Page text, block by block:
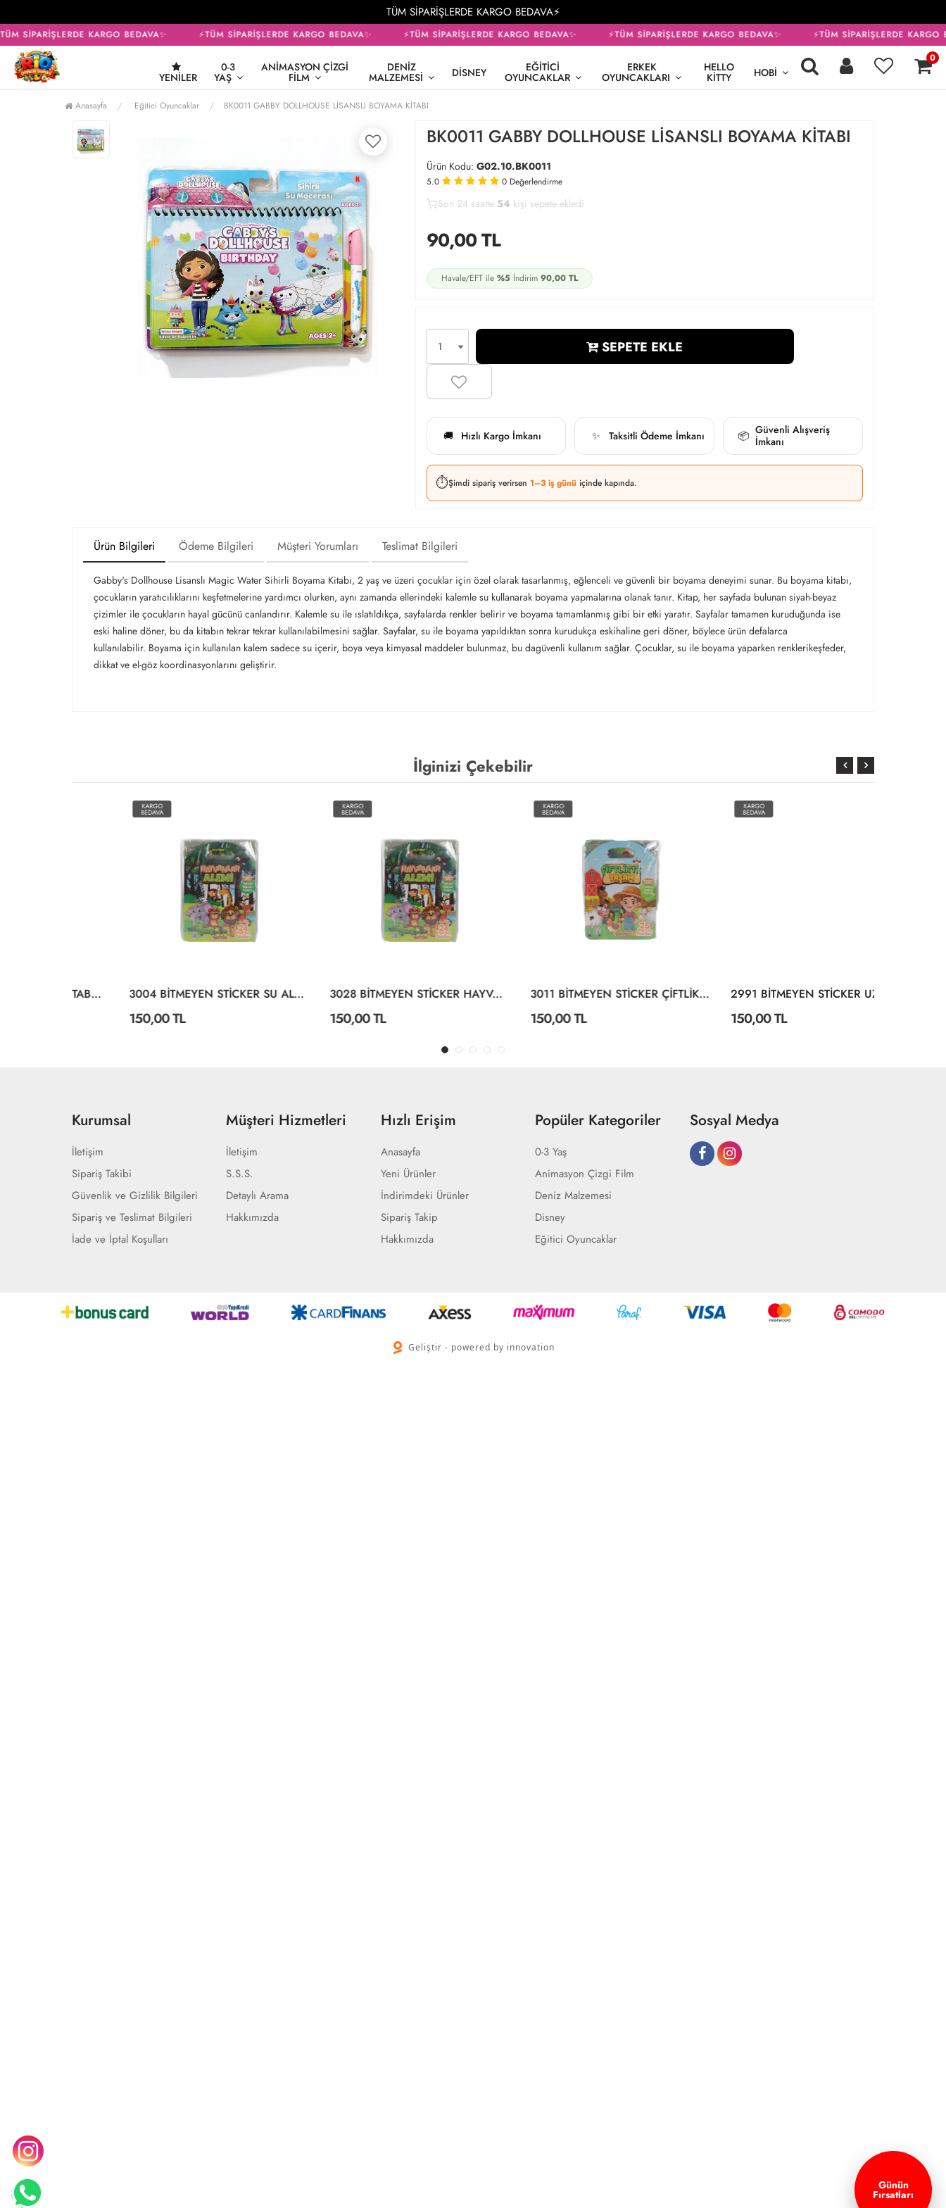
TÜM SİPARİŞLERDE KARGO BEDAVA⚡
SİPARİŞLERDE KARGO BEDAVA✨ ⚡TÜM SİPARİŞLERDE KARGO BEDAVA✨ ⚡TÜM SİPARİŞLERDE KARGO BEDAVA✨ ⚡TÜM SİPARİŞLERDE KARGO BEDAVA✨ ⚡TÜM SİPARİŞLERDE KARGO
YENILER
0-3
YAŞ
ANIMASYON ÇIZGI
FILM
DENIZ
MALZEMESI DISNEY EĞITICI
OYUNCAKLAR
ERKEK
OYUNCAKLARI
HELLO
KITTY HOBI
0
Anasayfa Eğitici Oyuncaklar BK0011 GABBY DOLLHOUSE LİSANSLI BOYAMA KİTABI
BK0011 GABBY DOLLHOUSE LİSANSLI BOYAMA KİTABI
Ürün Kodu: G02.10.BK0011
5.0 0 Değerlendirme
37 54
Son 24 saatte 24 kişi satın aldı
90,00TL
Havale/EFT ile %5İndirim 90,00TL
SEPETE EKLE
🚚 Hızlı Kargo İmkanı ✨ Taksitli Ödeme İmkanı 📦 Güvenli Alışveriş
İmkanı
⏱️Şimdi sipariş verirsen 1–3 iş günü içinde kapında.
Ürün Bilgileri Ödeme Bilgileri Müşteri Yorumları Teslimat Bilgileri
Gabby's Dollhouse Lisanslı Magic Water Sihirli Boyama Kitabı, 2 yaş ve üzeri çocuklar için özel olarak tasarlanmış, eğlenceli ve güvenli bir boyama deneyimi sunar. Bu boyama kitabı,
çocukların yaratıcılıklarını keşfetmelerine yardımcı olurken, aynı zamanda ellerindeki kalemle su kullanarak boyama yapmalarına olanak tanır. Kitap, her sayfada bulunan siyah-beyaz
çizimler ile çocukların hayal gücünü canlandırır. Kalemle su ile ıslatıldıkça, sayfalarda renkler belirir ve boyama tamamlanmış gibi bir etki yaratır. Sayfalar tamamen kuruduğunda ise
eski haline döner, bu da kitabın tekrar tekrar kullanılabilmesini sağlar. Sayfalar, su ile boyama yapıldıktan sonra kurudukça eskihaline geri döner, böylece ürün defalarca
kullanılabilir. Boyama için kullanılan kalem sadece su içerir, boya veya kimyasal maddeler bulunmaz, bu dagüvenli kullanım sağlar. Çocuklar, su ile boyama yaparken renklerikeşfeder,
dikkat ve el-göz koordinasyonlarını geliştirir.
İlginizi Çekebilir
3004 BİTMEYEN STİCKER SU ALTI DÜNYASI
150,00 TL
3028 BİTMEYEN STİCKER HAYVANLAR ALEMİ
150,00 TL
3011 BİTMEYEN STİCKER ÇİFTLİKTE YAŞAM
150,00 TL
2991 BİTMEYEN STİCKER UZAYI KEŞFET
150,00 TL
Kurumsal
İletişim
Sipariş Takibi
Güvenlik ve Gizlilik Bilgileri
Sipariş ve Teslimat Bilgileri
İade ve İptal Koşulları
Müşteri Hizmetleri
İletişim
S.S.S.
Detaylı Arama
Hakkımızda
Hızlı Erişim
Anasayfa
Yeni Ürünler
İndirimdeki Ürünler
Sipariş Takip
Hakkımızda
Popüler Kategoriler
0-3 Yaş
Animasyon Çizgi Film
Deniz Malzemesi
Disney
Eğitici Oyuncaklar
Sosyal Medya
Geliştir - powered by innovation
Günün
Fırsatları